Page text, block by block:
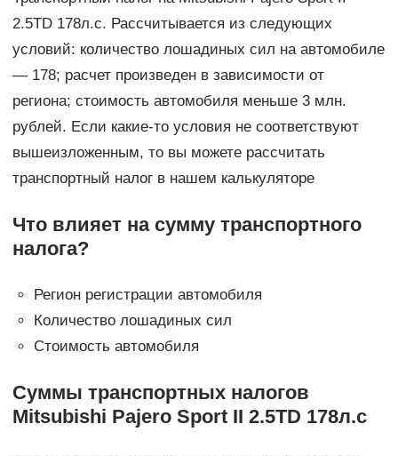
2.5TD 178л.с. Рассчитывается из следующих
условий: количество лошадиных сил на автомобиле
— 178; расчет произведен в зависимости от
региона; стоимость автомобиля меньше 3 млн.
рублей. Если какие-то условия не соответствуют
вышеизложенным, то вы можете рассчитать
транспортный налог в нашем калькуляторе
Что влияет на сумму транспортного
налога?
Регион регистрации автомобиля
Количество лошадиных сил
Стоимость автомобиля
Суммы транспортных налогов
Mitsubishi Pajero Sport II 2.5TD 178л.с